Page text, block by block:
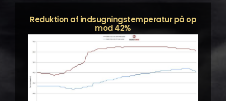
Reduktion af indsugningstemperatur på op
mod 42%